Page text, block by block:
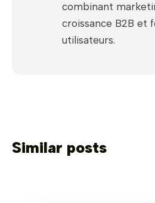
combinant
croissance B2B et
utilisateurs.
Similar posts